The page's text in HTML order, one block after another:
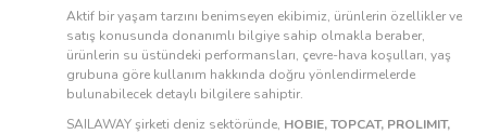
Aktif bir yaşam tarzını benimseyen ekibimiz, ürünlerin özellikler ve
satış konusunda donanımlı bilgiye sahip olmakla beraber,
ürünlerin su üstündeki performansları, çevre-hava koşulları, yaş
grubuna göre kullanım hakkında doğru yönlendirmelerde
bulunabilecek detaylı bilgilere sahiptir.
SAILAWAY şirketi deniz sektöründe, HOBIE, TOPCAT, PROLIMIT,